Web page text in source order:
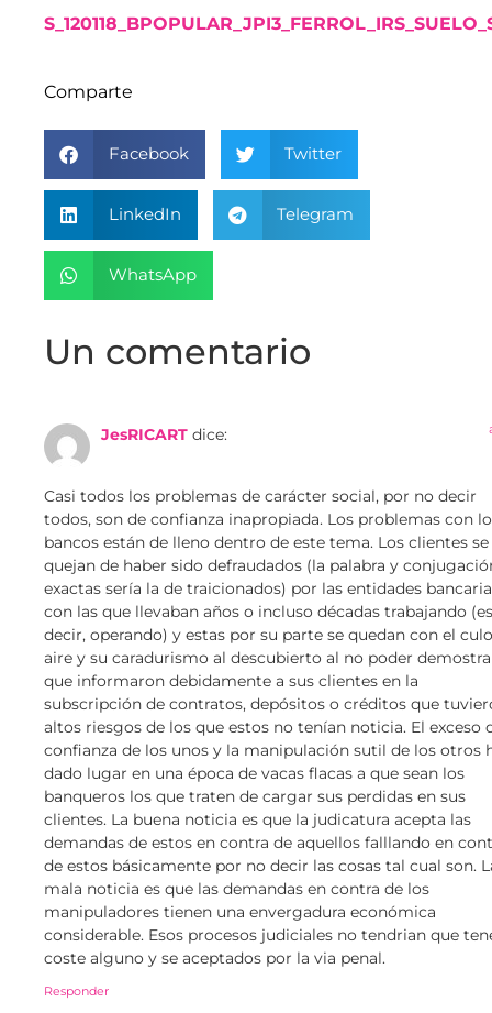
Comparte
Facebook Twitter
LinkedIn Telegram
WhatsApp
Un comentario
JesRICART dice:
Casi todos los problemas de carácter social, por no decir
todos, son de confianza inapropiada. Los problemas con
bancos están de lleno dentro de este tema. Los clientes se
quejan de haber sido defraudados (la palabra y
exactas sería la de traicionados) por las entidades
con las que llevaban años o incluso décadas trabajando (es
decir, operando) y estas por su parte se quedan con el
aire y su caradurismo al descubierto al no poder
que informaron debidamente a sus clientes en la
subscripción de contratos, depósitos o créditos que
altos riesgos de los que estos no tenían noticia. El exceso
confianza de los unos y la manipulación sutil de los otros
dado lugar en una época de vacas flacas a que sean los
banqueros los que traten de cargar sus perdidas en sus
clientes. La buena noticia es que la judicatura acepta las
demandas de estos en contra de aquellos falllando en
de estos básicamente por no decir las cosas tal cual son.
mala noticia es que las demandas en contra de los
manipuladores tienen una envergadura económica
considerable. Esos procesos judiciales no tendrian que
coste alguno y se aceptados por la via penal.
Responder